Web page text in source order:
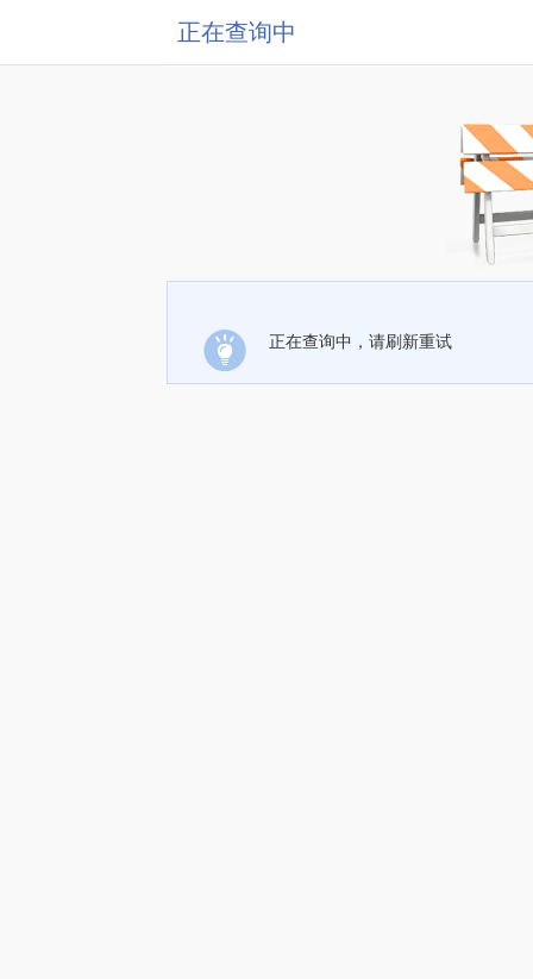
正在查询中
正在查询中，请刷新重试